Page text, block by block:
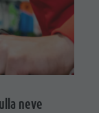
Sostenibilità
Merchandise
neve